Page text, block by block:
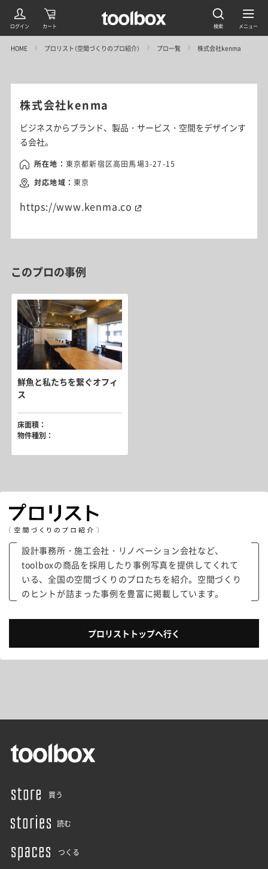
HOME プロリスト（空間づくりのプロ紹介） プロ一覧 株式会社kenma
株式会社kenma
ビジネスからブランド、製品・サービス・空間をデザインす
る会社。
所在地： 東京都新宿区高田馬場3-27-15
対応地域： 東京
https://www.kenma.co
このプロの事例
鮮魚と私たちを繋ぐオフィ
ス
床面積：
物件種別：
設計事務所・施工会社・リノベーション会社など、
toolboxの商品を採用したり事例写真を提供してくれて
いる、全国の空間づくりのプロたちを紹介。空間づくり
のヒントが詰まった事例を豊富に掲載しています。
プロリストトップへ行く
買う
読む
つくる